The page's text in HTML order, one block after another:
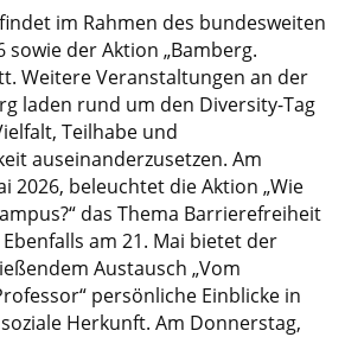
im Rahmen des bundesweiten
sowie der Aktion „Bamberg.
Weitere Veranstaltungen an der
laden rund um den Diversity-Tag
Teilhabe und
auseinanderzusetzen. Am
2026, beleuchtet die Aktion „Wie
das Thema Barrierefreiheit
am 21. Mai bietet der
Austausch „Vom
persönliche Einblicke in
Herkunft. Am Donnerstag,